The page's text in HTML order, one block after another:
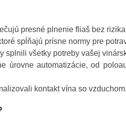
presné plnenie fliaš bez
spĺňajú prísne normy pre
splnili všetky potreby vašej
úrovne automatizácie, od
kontakt vína so